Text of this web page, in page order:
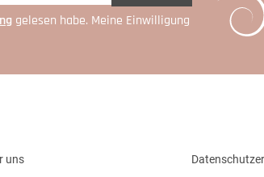
gelesen habe. Meine Einwilligung
uns